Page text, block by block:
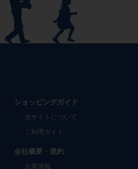
ショッピングガイド
当サイトについて
ご利用ガイド
会社概要・規約
企業情報